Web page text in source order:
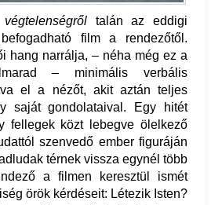
talán az eddigi
befogadható film a rendezőtől.
hang narrálja, – néha még ez a
– minimális verbális
el a nézőt, akit aztán teljes
saját gondolataival. Egy hitét
fellegek közt lebegve ölelkező
szenvedő ember figuráján
térnek vissza egynél több
a filmen keresztül ismét
örök kérdéseit: Létezik Isten?